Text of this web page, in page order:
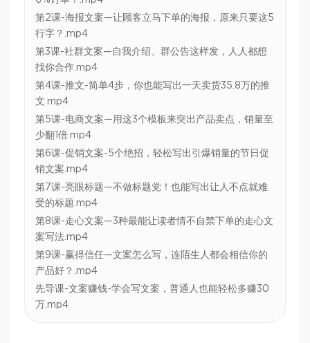
第2课-海报文案—让顾客立马下单的海报，原来只要这5
行字？.mp4
第3课-社群文案—自我介绍、群公告这样发，人人都想
找你合作.mp4
第4课-推文-简单4步，你也能写出一天卖货35.8万的推
文.mp4
第5课-电商文案—用这3个模板来突出产品卖点，销量至
少翻1倍.mp4
第6课-促销文案-5个绝招，轻松写出引爆销量的节日促
销文案.mp4
第7课-亮眼标题—不做标题党！也能写出让人不点就难
受的标题.mp4
第8课-走心文案—3种最能让读者情不自禁下单的走心文
案写法.mp4
第9课-赢得信任—文案怎么写，连陌生人都会相信你的
产品好？.mp4
先导课-文案赚钱-学会写文案，普通人也能轻松多赚30
万.mp4